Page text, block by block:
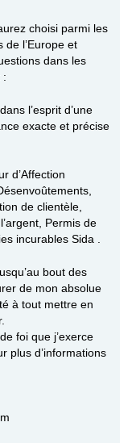
choisi parmi les
de l’Europe et
dans les
:
l’esprit d’une
exacte et précise
d’Affection
de clientèle,
Permis de
incurables Sida .
bout des
de mon absolue
à tout mettre en
foi que j’exerce
plus d’informations